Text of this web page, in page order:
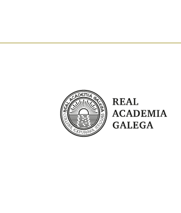
En cumprimento da normativa
aqueles usuarios que faciliten o seu
usuarios poderán exercer o seu
Real Academia Galega